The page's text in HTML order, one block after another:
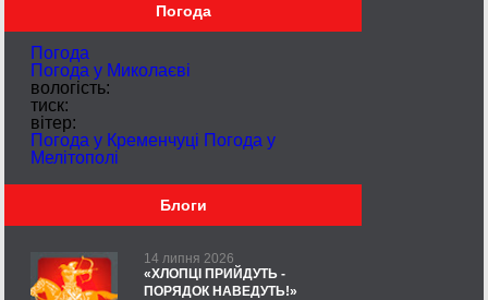
Погода
Погода
Погода у Миколаєві
вологість:
тиск:
вітер:
Погода у Кременчуці Погода у
Мелітополі
Блоги
14 липня 2026
«ХЛОПЦІ ПРИЙДУТЬ -
ПОРЯДОК НАВЕДУТЬ!»